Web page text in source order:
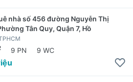
nhà số 456 đường Nguyễn Thị
Tân Quy, Quận 7, Hồ
9 PN 9 WC